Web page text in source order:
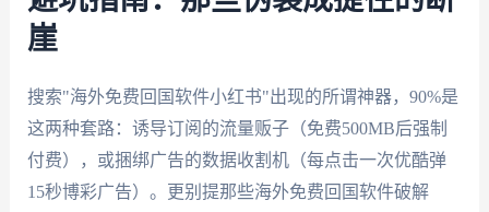
崖
搜索"海外免费回国软件小红书"出现的所谓神器，90%是
这两种套路：诱导订阅的流量贩子（免费500MB后强制
付费），或捆绑广告的数据收割机（每点击一次优酷弹
15秒博彩广告）。更别提那些海外免费回国软件破解